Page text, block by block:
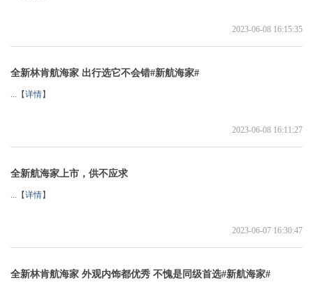
2023-06-08 16:15:35
全新林肯航海家 出行选它不会错#新航海家#
...【详情】
2023-06-08 16:11:27
全新航海家上市，供不应求
...【详情】
2023-06-07 16:30:47
全新林肯航海家 外观内饰都优秀 不愧是同级首选#新航海家#